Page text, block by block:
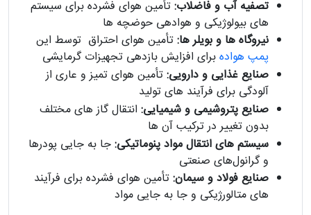
تصفیه آب و فاضلاب:تأمین هوای فشرده برای سیستم‌
های بیولوژیکی و هوادهی حوضچه‌ ها
نیروگاه‌ ها و بویلر ها:تأمین هوای احتراق توسط این
پمپ هوادهبرای افزایش بازدهی تجهیزات گرمایشی
صنایع غذایی و دارویی:تأمین هوای تمیز و عاری از
آلودگی برای فرآیند های تولید
صنایع پتروشیمی و شیمیایی: انتقال گاز های مختلف
بدون تغییر در ترکیب آن‌ ها
سیستم‌ های انتقال مواد پنوماتیکی:جا به جایی پودرها
و گرانول‌های صنعتی
صنایع فولاد و سیمان:تأمین هوای فشرده برای فرآیند
های متالورژیکی و جا به‌ جایی مواد